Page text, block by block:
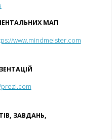
МАП
www.mindmeister.com
ЗАВДАНЬ,